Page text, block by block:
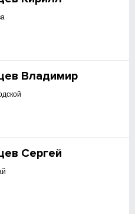
Владимир
Сергей